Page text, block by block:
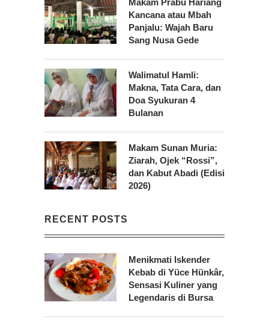
Kancana atau Mbah
Panjalu: Wajah Baru
Sang Nusa Gede
Walimatul Hamli:
Makna, Tata Cara, dan
Doa Syukuran 4
Bulanan
Makam Sunan Muria:
Ziarah, Ojek “Rossi”,
dan Kabut Abadi (Edisi
2026)
RECENT POSTS
Menikmati Iskender
Kebab di Yüce Hünkâr,
Sensasi Kuliner yang
Legendaris di Bursa